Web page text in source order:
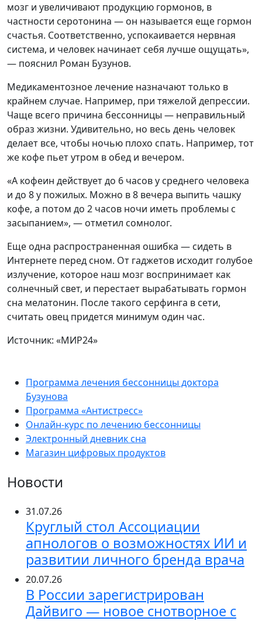
мозг и увеличивают продукцию гормонов, в
частности серотонина — он называется еще гормон
счастья. Соответственно, успокаивается нервная
система, и человек начинает себя лучше ощущать»,
— пояснил Роман Бузунов.
Медикаментозное лечение назначают только в
крайнем случае. Например, при тяжелой депрессии.
Чаще всего причина бессонницы — неправильный
образ жизни. Удивительно, но весь день человек
делает все, чтобы ночью плохо спать. Например, тот
же кофе пьет утром в обед и вечером.
«А кофеин действует до 6 часов у среднего человека
и до 8 у пожилых. Можно в 8 вечера выпить чашку
кофе, а потом до 2 часов ночи иметь проблемы с
засыпанием», — отметил сомнолог.
Еще одна распространенная ошибка — сидеть в
Интернете перед сном. От гаджетов исходит голубое
излучение, которое наш мозг воспринимает как
солнечный свет, и перестает вырабатывать гормон
сна мелатонин. После такого серфинга в сети,
считать овец придется минимум один час.
Источник: «МИР24»
Программа лечения бессонницы доктора
Бузунова
Программа «Антистресс»
Онлайн-курс по лечению бессонницы
Электронный дневник сна
Магазин цифровых продуктов
Новости
31.07.26
Круглый стол Ассоциации
апнологов о возможностях ИИ и
развитии личного бренда врача
20.07.26
В России зарегистрирован
Дайвиго — новое снотворное с